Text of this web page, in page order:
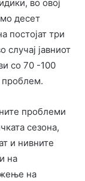
во овој
десет
постојат три
случај јавниот
со 70 -100
проблем.
проблеми
сезона,
и нивните
на
на